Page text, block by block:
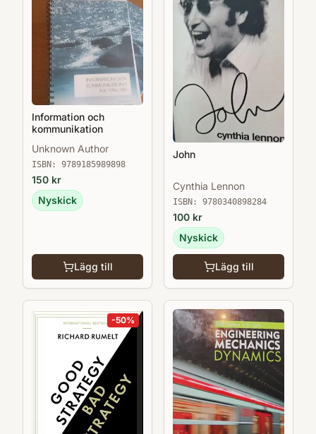
Information och
kommunikation
Unknown Author
ISBN: 9789185989898
150 kr
Nyskick
Lägg till
John
Cynthia Lennon
ISBN: 9780340898284
100 kr
Nyskick
Lägg till
-50%